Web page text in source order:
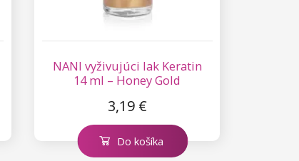
NANI vyživujúci lak Keratin
14 ml – Honey Gold
3,19 €
Do košíka